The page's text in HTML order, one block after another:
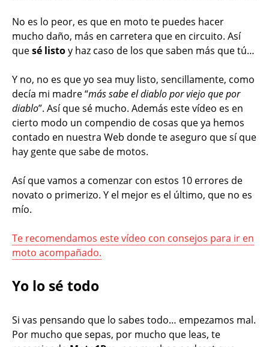
No es lo peor, es que en moto te puedes hacer
mucho daño, más en carretera que en circuito. Así
quesé listoy haz caso de los que saben más que tú…
Y no, no es que yo sea muy listo, sencillamente, como
decía mi madre “más sabe el diablo por viejo que por
diablo”. Así que sé mucho. Además este vídeo es en
cierto modo un compendio de cosas que ya hemos
contado en nuestra Web donde te aseguro que sí que
hay gente que sabe de motos.
Así que vamos a comenzar con estos 10 errores de
novato o primerizo. Y el mejor es el último, que no es
mío.
Te recomendamos este vídeo con consejos para ir en
moto acompañado.
Yo lo sé todo
Si vas pensando que lo sabes todo… empezamos mal.
Por mucho que sepas, por mucho que leas, te